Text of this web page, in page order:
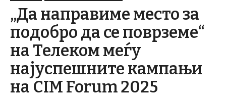
„Да направиме место за
подобро да се поврземе“
на Телеком меѓу
најуспешните кампањи
на CIM Forum 2025